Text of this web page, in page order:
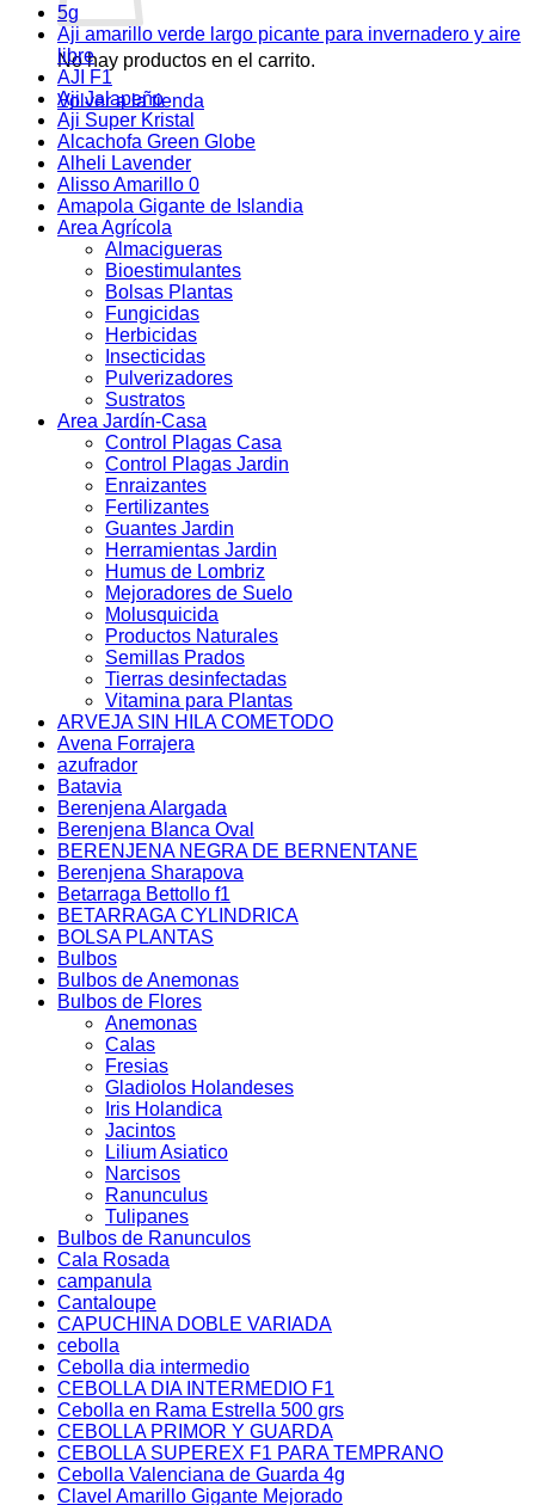
No hay productos en el carrito.
Volver a la tienda
5g
Aji amarillo verde largo picante para invernadero y aire
libre
AJI F1
Aji Jalapeño
Aji Super Kristal
Alcachofa Green Globe
Alheli Lavender
Alisso Amarillo 0
Amapola Gigante de Islandia
Area Agrícola
Almacigueras
Bioestimulantes
Bolsas Plantas
Fungicidas
Herbicidas
Insecticidas
Pulverizadores
Sustratos
Area Jardín-Casa
Control Plagas Casa
Control Plagas Jardin
Enraizantes
Fertilizantes
Guantes Jardin
Herramientas Jardin
Humus de Lombriz
Mejoradores de Suelo
Molusquicida
Productos Naturales
Semillas Prados
Tierras desinfectadas
Vitamina para Plantas
ARVEJA SIN HILA COMETODO
Avena Forrajera
azufrador
Batavia
Berenjena Alargada
Berenjena Blanca Oval
BERENJENA NEGRA DE BERNENTANE
Berenjena Sharapova
Betarraga Bettollo f1
BETARRAGA CYLINDRICA
BOLSA PLANTAS
Bulbos
Bulbos de Anemonas
Bulbos de Flores
Anemonas
Calas
Fresias
Gladiolos Holandeses
Iris Holandica
Jacintos
Lilium Asiatico
Narcisos
Ranunculus
Tulipanes
Bulbos de Ranunculos
Cala Rosada
campanula
Cantaloupe
CAPUCHINA DOBLE VARIADA
cebolla
Cebolla dia intermedio
CEBOLLA DIA INTERMEDIO F1
Cebolla en Rama Estrella 500 grs
CEBOLLA PRIMOR Y GUARDA
CEBOLLA SUPEREX F1 PARA TEMPRANO
Cebolla Valenciana de Guarda 4g
Clavel Amarillo Gigante Mejorado